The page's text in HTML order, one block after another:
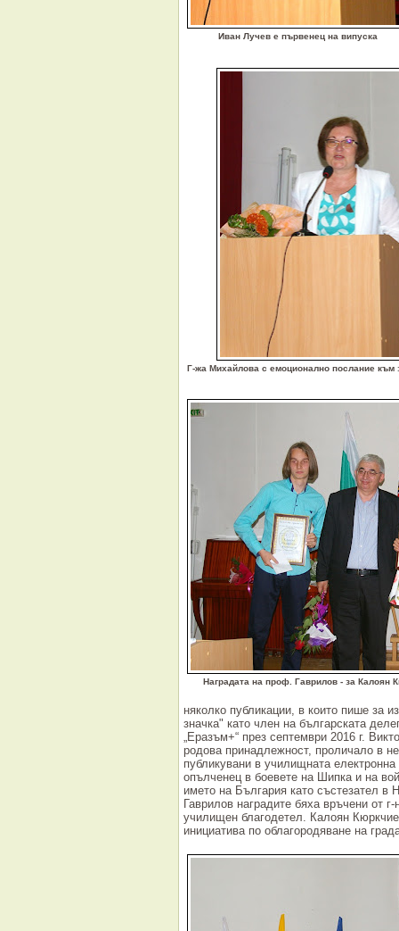
Иван Лучев е първенец на випуска
Г-жа Михайлова с емоционално послание към
Наградата на проф. Гаврилов - за Калоян
няколко публикации, в които пише за
значка" като член на българската
„Еразъм+“ през септември 2016 г.
родова принадлежност, проличало в
публикувани в училищната
опълченец в боевете на Шипка и на
името на България като състезател
Гаврилов наградите бяха връчени от
училищен благодетел. Калоян
инициатива по облагородяване на